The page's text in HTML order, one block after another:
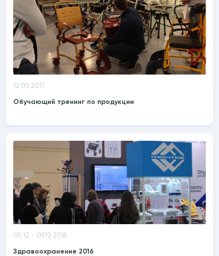
12.05.2017
Обучающий тренинг по продукции
05.12 - 09.12.2016
Здравоохранение 2016